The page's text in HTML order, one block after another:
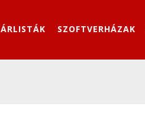
ÁRLISTÁK SZOFTVERHÁZAK